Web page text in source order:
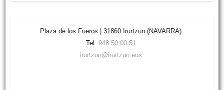
Plaza de los Fueros | 31860 Irurtzun (NAVARRA)
Tel. 948 50 00 51
irurtzun@irurtzun.eus